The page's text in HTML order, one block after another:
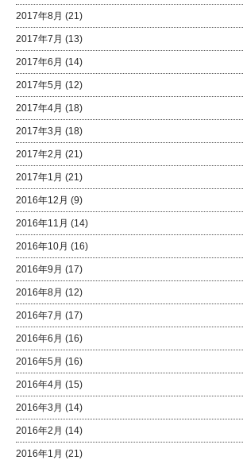
2017年8月 (21)
2017年7月 (13)
2017年6月 (14)
2017年5月 (12)
2017年4月 (18)
2017年3月 (18)
2017年2月 (21)
2017年1月 (21)
2016年12月 (9)
2016年11月 (14)
2016年10月 (16)
2016年9月 (17)
2016年8月 (12)
2016年7月 (17)
2016年6月 (16)
2016年5月 (16)
2016年4月 (15)
2016年3月 (14)
2016年2月 (14)
2016年1月 (21)